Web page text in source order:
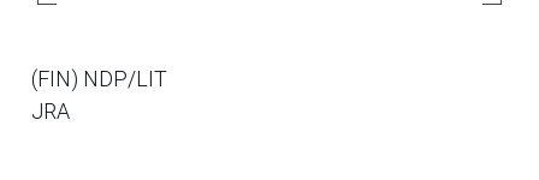
(FIN) NDP/LIT
JRA